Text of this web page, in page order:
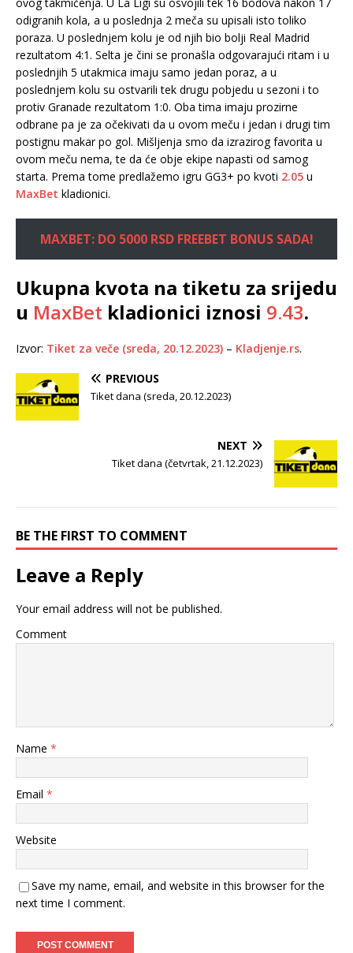
odigranih kola, a u poslednja 2 meča su upisali isto toliko
poraza. U poslednjem kolu je od njih bio bolji Real Madrid
rezultatom 4:1. Selta je čini se pronašla odgovarajući ritam i u
poslednjih 5 utakmica imaju samo jedan poraz, a u
poslednjem kolu su ostvarili tek drugu pobjedu u sezoni i to
protiv Granade rezultatom 1:0. Oba tima imaju prozirne
odbrane pa je za očekivati da u ovom meču i jedan i drugi tim
postignu makar po gol. Mišljenja smo da izrazirog favorita u
ovom meču nema, te da će obje ekipe napasti od samog
starta. Prema tome predlažemo igru GG3+ po kvoti 2.05 u
MaxBet kladionici.
MAXBET: DO 5000 RSD FREEBET BONUS SADA!
Ukupna kvota na tiketu za srijedu
u MaxBet kladionici iznosi 9.43.
Izvor: Tiket za veče (sreda, 20.12.2023) – Kladjenje.rs.
PREVIOUS
Tiket dana (sreda, 20.12.2023)
NEXT
Tiket dana (četvrtak, 21.12.2023)
BE THE FIRST TO COMMENT
Leave a Reply
Your email address will not be published.
Comment
Name *
Email *
Website
Save my name, email, and website in this browser for the
next time I comment.